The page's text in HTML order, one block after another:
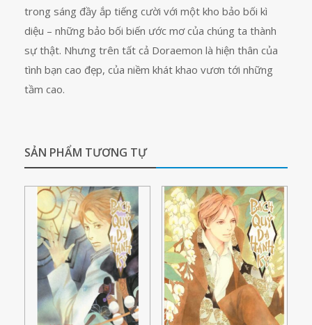
trong sáng đầy ắp tiếng cười với một kho bảo bối kì
diệu – những bảo bối biến ước mơ của chúng ta thành
sự thật. Nhưng trên tất cả Doraemon là hiện thân của
tình bạn cao đẹp, của niềm khát khao vươn tới những
tầm cao.
SẢN PHẨM TƯƠNG TỰ